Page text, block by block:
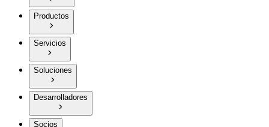
Productos
Servicios
Soluciones
Desarrolladores
Socios